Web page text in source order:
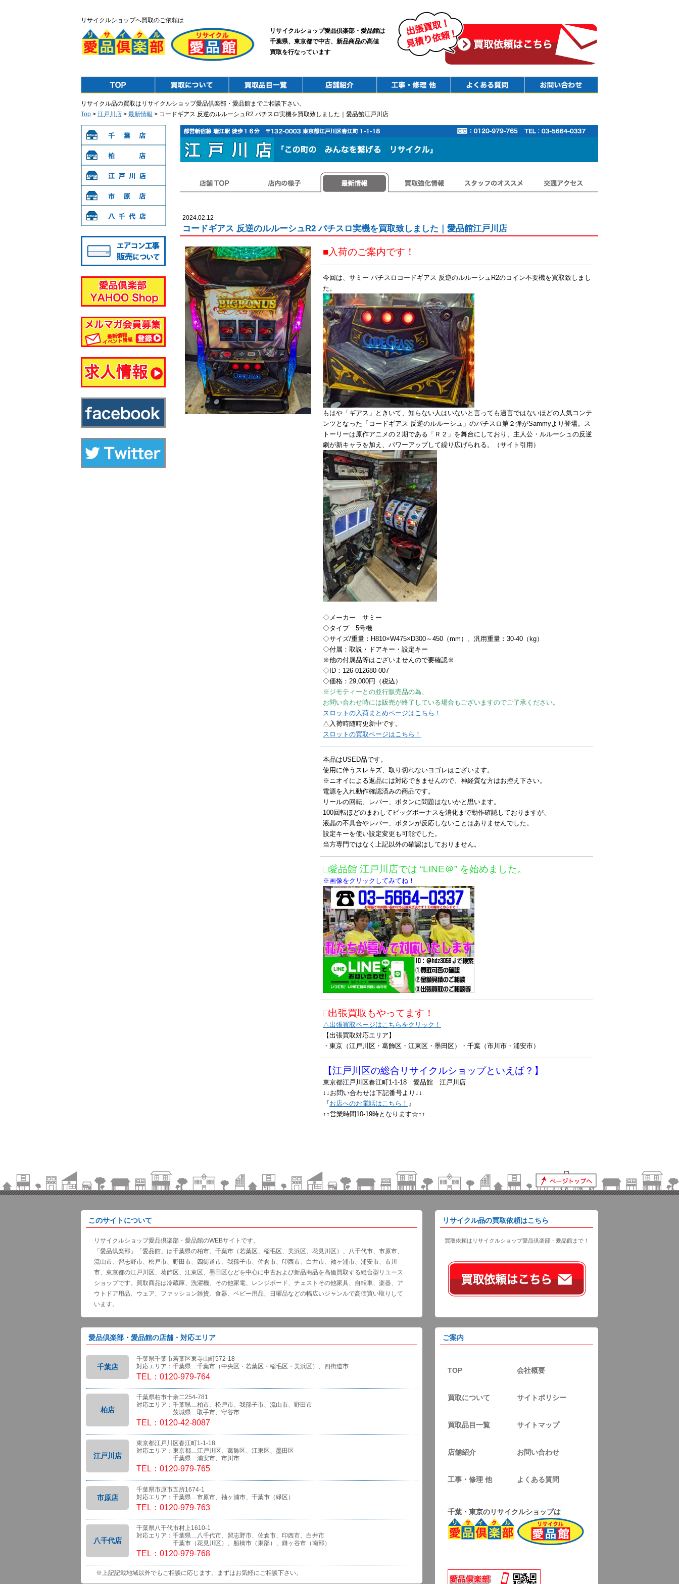
リサイクルショップへ買取のご依頼は
リサイクルショップ愛品倶楽部・愛品館は
千葉県、東京都で中古、新品商品の高値
買取を行なっています
リサイクル品の買取はリサイクルショップ愛品倶楽部・愛品館までご相談下さい。
Top > 江戸川店 > 最新情報 > コードギアス 反逆のルルーシュR2 パチスロ実機を買取致しました｜愛品館江戸川店
2024.02.12
コードギアス 反逆のルルーシュR2 パチスロ実機を買取致しました｜愛品館江戸川店
■入荷のご案内です！
今回は、サミー パチスロコードギアス 反逆のルルーシュR2のコイン不要機を買取致しまし
た。
もはや「ギアス」ときいて、知らない人はいないと言っても過言ではないほどの人気コンテ
ンツとなった「コードギアス 反逆のルルーシュ」のパチスロ第２弾がSammyより登場。ス
トーリーは原作アニメの２期である「Ｒ２」を舞台にしており、主人公・ルルーシュの反逆
劇が新キャラを加え、パワーアップして繰り広げられる。（サイト引用）
◇メーカー サミー
◇タイプ 5号機
◇サイズ/重量：H810×W475×D300～450（mm）、汎用重量：30-40（kg）
◇付属：取説・ドアキー・設定キー
※他の付属品等はございませんので要確認※
◇ID：126-012680-007
◇価格：29,000円（税込）
※ジモティーとの並行販売品の為、
お問い合わせ時には販売が終了している場合もございますのでご了承ください。
スロットの入荷まとめページはこちら！
△入荷時随時更新中です。
スロットの買取ページはこちら！
本品はUSED品です。
使用に伴うスレキズ、取り切れないヨゴレはございます。
※ニオイによる返品には対応できませんので、神経質な方はお控え下さい。
電源を入れ動作確認済みの商品です。
リールの回転、レバー、ボタンに問題はないかと思います。
100回転ほどのまわしてビッグボーナスを消化まで動作確認しておりますが、
液晶の不具合やレバー、ボタンが反応しないことはありませんでした。
設定キーを使い設定変更も可能でした。
当方専門ではなく上記以外の確認はしておりません。
□愛品館 江戸川店では “LINE＠” を始めました。
※画像をクリックしてみてね！
□出張買取もやってます！
△出張買取ページはこちらをクリック！
【出張買取対応エリア】
・東京（江戸川区・葛飾区・江東区・墨田区）・千葉（市川市・浦安市）
【江戸川区の総合リサイクルショップといえば？】
東京都江戸川区春江町1-1-18 愛品館 江戸川店
↓↓お問い合わせは下記番号より↓↓
『お店へのお電話はこちら！ 』
↑↑営業時間10-19時となります☆↑↑
このサイトについて
リサイクルショップ愛品倶楽部・愛品館のWEBサイトです。
「愛品倶楽部」「愛品館」は千葉県の柏市、千葉市（若葉区、稲毛区、美浜区、花見川区）、八千代市、市原市、
流山市、習志野市、松戸市、野田市、四街道市、我孫子市、佐倉市、印西市、白井市、袖ヶ浦市、浦安市、市川
市、東京都の江戸川区、葛飾区、江東区、墨田区などを中心に中古および新品商品を高価買取する総合型リユース
ショップです。買取商品は冷蔵庫、洗濯機、その他家電、レンジボード、チェストその他家具、自転車、楽器、ア
ウトドア用品、ウェア、ファッション雑貨、食器、ベビー用品、日曜品などの幅広いジャンルで高価買い取りして
います。
リサイクル品の買取依頼はこちら
買取依頼はリサイクルショップ愛品倶楽部・愛品館まで！
愛品倶楽部・愛品館の店舗・対応エリア
千葉店
千葉県千葉市若葉区東寺山町572-18
対応エリア：千葉県…千葉市（中央区・若葉区・稲毛区・美浜区）、四街道市
TEL：0120-979-764
柏店
千葉県柏市十余二254-781
対応エリア：千葉県…柏市、松戸市、我孫子市、流山市、野田市
茨城県…取手市、守谷市
TEL：0120-42-8087
江戸川店
東京都江戸川区春江町1-1-18
対応エリア：東京都…江戸川区、葛飾区、江東区、墨田区
千葉県…浦安市、市川市
TEL：0120-979-765
市原店
千葉県市原市五所1674-1
対応エリア：千葉県…市原市、袖ヶ浦市、千葉市（緑区）
TEL：0120-979-763
八千代店
千葉県八千代市村上1610-1
対応エリア：千葉県…八千代市、習志野市、佐倉市、印西市、白井市
千葉市（花見川区）、船橋市（東部）、鎌ヶ谷市（南部）
TEL：0120-979-768
※上記記載地域以外でもご相談に応じます。まずはお気軽にご相談下さい。
ご案内
TOP 会社概要
買取について サイトポリシー
買取品目一覧 サイトマップ
店舗紹介 お問い合わせ
工事・修理 他 よくある質問
千葉・東京のリサイクルショップは